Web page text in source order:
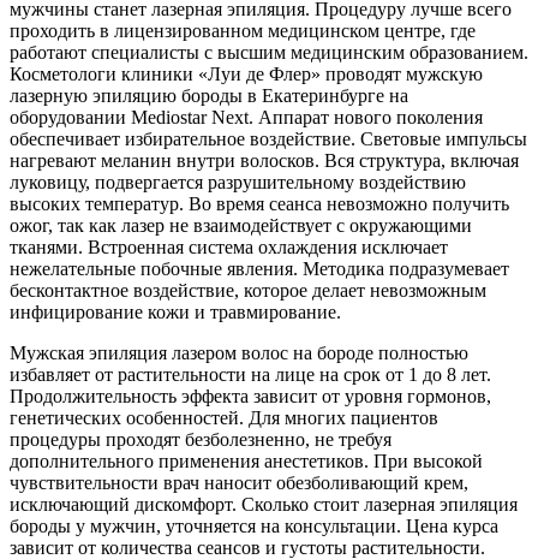
мужчины станет лазерная эпиляция. Процедуру лучше всего
проходить в лицензированном медицинском центре, где
работают специалисты с высшим медицинским образованием.
Косметологи клиники «Луи де Флер» проводят мужскую
лазерную эпиляцию бороды в Екатеринбурге на
оборудовании Mediostar Next. Аппарат нового поколения
обеспечивает избирательное воздействие. Световые импульсы
нагревают меланин внутри волосков. Вся структура, включая
луковицу, подвергается разрушительному воздействию
высоких температур. Во время сеанса невозможно получить
ожог, так как лазер не взаимодействует с окружающими
тканями. Встроенная система охлаждения исключает
нежелательные побочные явления. Методика подразумевает
бесконтактное воздействие, которое делает невозможным
инфицирование кожи и травмирование.
Мужская эпиляция лазером волос на бороде полностью
избавляет от растительности на лице на срок от 1 до 8 лет.
Продолжительность эффекта зависит от уровня гормонов,
генетических особенностей. Для многих пациентов
процедуры проходят безболезненно, не требуя
дополнительного применения анестетиков. При высокой
чувствительности врач наносит обезболивающий крем,
исключающий дискомфорт. Сколько стоит лазерная эпиляция
бороды у мужчин, уточняется на консультации. Цена курса
зависит от количества сеансов и густоты растительности.